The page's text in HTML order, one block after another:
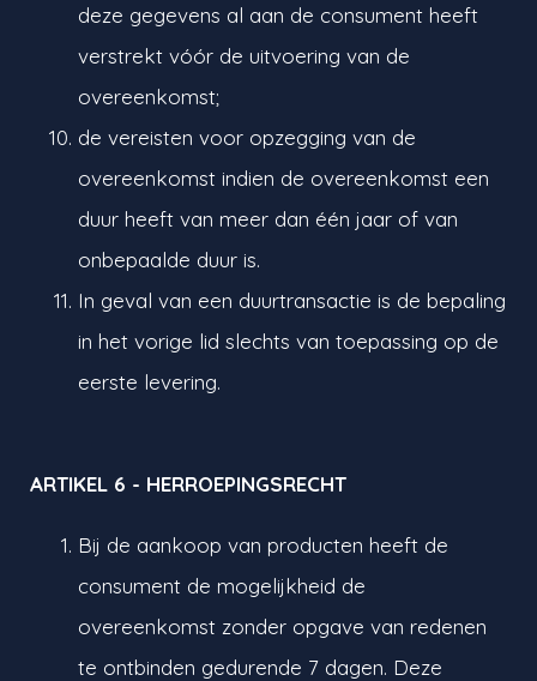
deze gegevens al aan de consument heeft
verstrekt vóór de uitvoering van de
overeenkomst;
de vereisten voor opzegging van de
overeenkomst indien de overeenkomst een
duur heeft van meer dan één jaar of van
onbepaalde duur is.
In geval van een duurtransactie is de bepaling
in het vorige lid slechts van toepassing op de
eerste levering.
ARTIKEL 6 - HERROEPINGSRECHT
Bij de aankoop van producten heeft de
consument de mogelijkheid de
overeenkomst zonder opgave van redenen
te ontbinden gedurende 7 dagen. Deze